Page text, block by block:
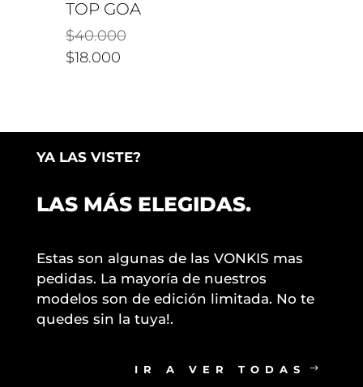
TOP GOA
$40.000El
$18.000El
YA LAS VISTE?
LAS MÁS ELEGIDAS.
Estas son algunas de las VONKIS mas
pedidas. La mayoría de nuestros
modelos son de edición limitada. No te
quedes sin la tuya!.
IR A VER TODAS